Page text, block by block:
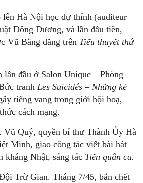
lên Hà Nội học dự thính (auditeur
Đông Dương, và lần đầu tiên,
Vũ Bằng đăng trên Tiểu thuyết thứ
lần đầu ở Salon Unique – Phòng
tranhLes Suicidés –Những kẻ
tiếng vang trong giới hội hoạ,
cách mạng.
Vũ Quý, quyền bí thư Thành Ủy Hà
Minh, giao công tác viết bài hát
kháng Nhật, sáng tác Tiến quân ca.
Trừ Gian. Tháng 7/45, bắn chết